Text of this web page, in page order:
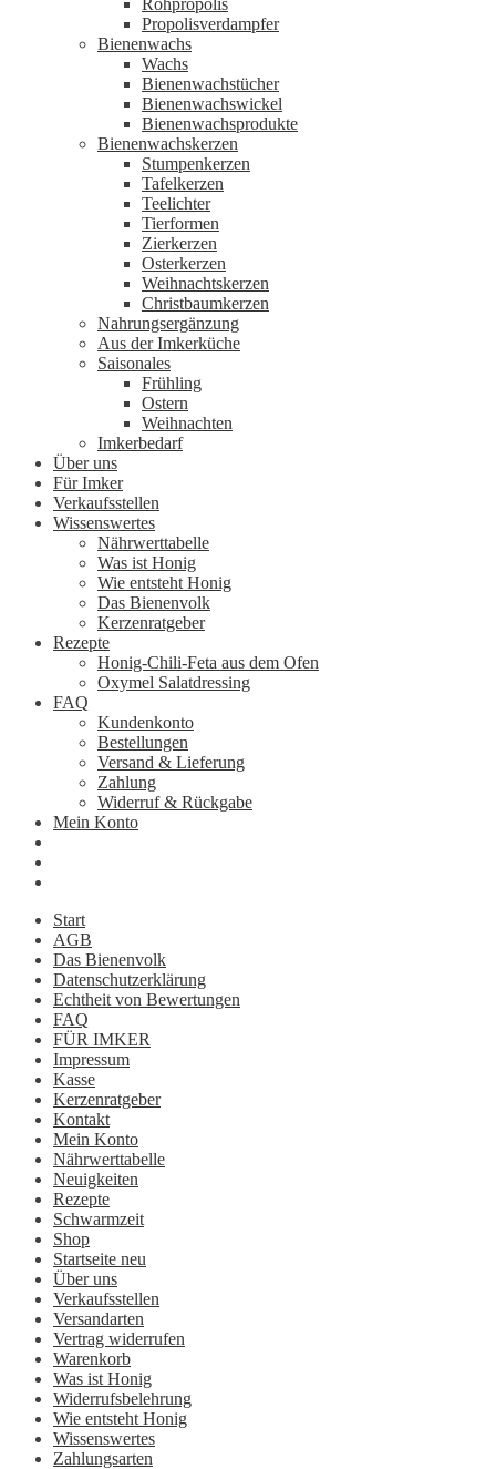
Rohpropolis
Propolisverdampfer
Bienenwachs
Wachs
Bienenwachstücher
Bienenwachswickel
Bienenwachsprodukte
Bienenwachskerzen
Stumpenkerzen
Tafelkerzen
Teelichter
Tierformen
Zierkerzen
Osterkerzen
Weihnachtskerzen
Christbaumkerzen
Nahrungsergänzung
Aus der Imkerküche
Saisonales
Frühling
Ostern
Weihnachten
Imkerbedarf
Über uns
Für Imker
Verkaufsstellen
Wissenswertes
Nährwerttabelle
Was ist Honig
Wie entsteht Honig
Das Bienenvolk
Kerzenratgeber
Rezepte
Honig-Chili-Feta aus dem Ofen
Oxymel Salatdressing
FAQ
Kundenkonto
Bestellungen
Versand & Lieferung
Zahlung
Widerruf & Rückgabe
Mein Konto
Start
AGB
Das Bienenvolk
Datenschutzerklärung
Echtheit von Bewertungen
FAQ
FÜR IMKER
Impressum
Kasse
Kerzenratgeber
Kontakt
Mein Konto
Nährwerttabelle
Neuigkeiten
Rezepte
Schwarmzeit
Shop
Startseite neu
Über uns
Verkaufsstellen
Versandarten
Vertrag widerrufen
Warenkorb
Was ist Honig
Widerrufsbelehrung
Wie entsteht Honig
Wissenswertes
Zahlungsarten